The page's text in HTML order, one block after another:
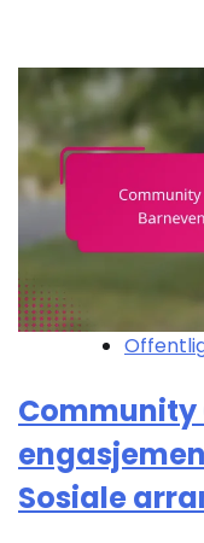
Community
Sosiale